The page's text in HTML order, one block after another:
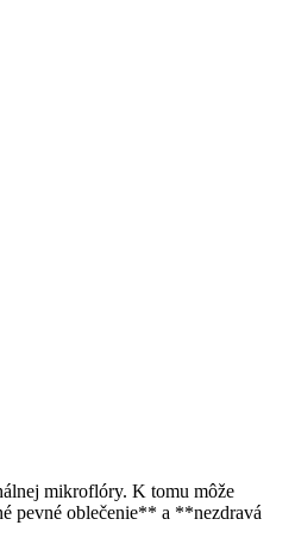
mikroflóry. K tomu môže
pevné oblečenie** a **nezdravá